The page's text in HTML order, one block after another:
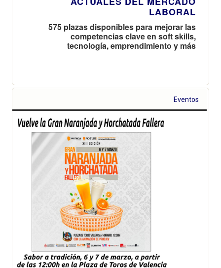
LABORAL
575 plazas disponibles para mejorar las
competencias clave en soft skills,
tecnología, emprendimiento y más
Eventos